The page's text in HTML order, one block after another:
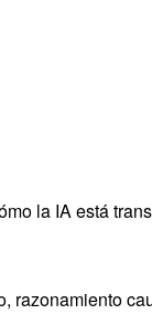
la IA está
razonamiento